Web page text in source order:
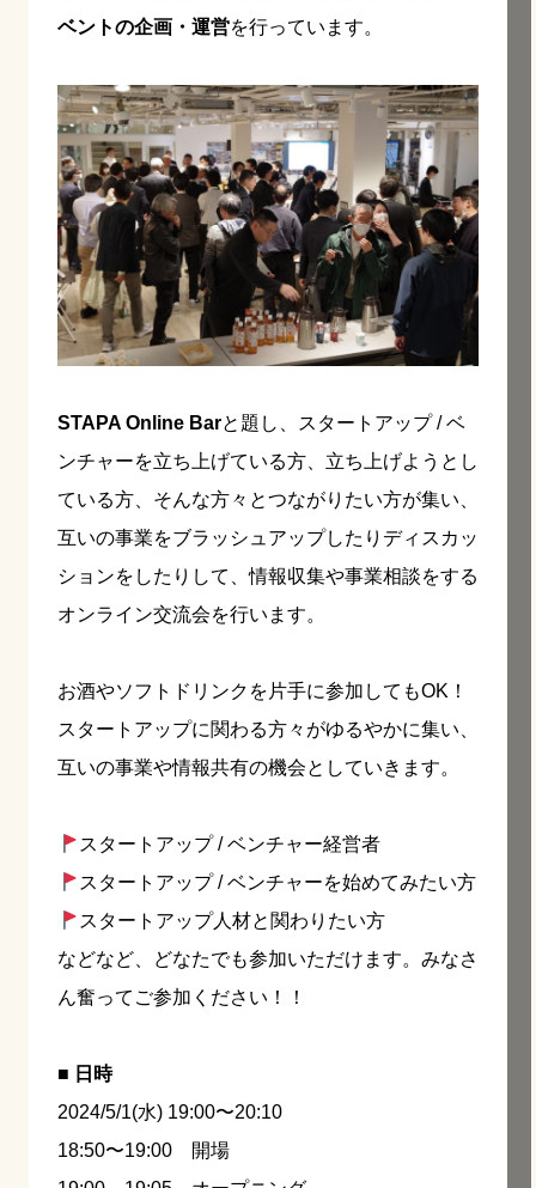
ベントの企画・運営を行っています。
STAPA Online Barと題し、スタートアップ / ベ
ンチャーを立ち上げている方、立ち上げようとし
ている方、そんな方々とつながりたい方が集い、
互いの事業をブラッシュアップしたりディスカッ
ションをしたりして、情報収集や事業相談をする
オンライン交流会を行います。
お酒やソフトドリンクを片手に参加してもOK！
スタートアップに関わる方々がゆるやかに集い、
互いの事業や情報共有の機会としていきます。
スタートアップ / ベンチャー経営者
スタートアップ / ベンチャーを始めてみたい方
スタートアップ人材と関わりたい方
などなど、どなたでも参加いただけます。みなさ
ん奮ってご参加ください！！
■ 日時
2024/5/1(水) 19:00〜20:10
18:50〜19:00 開場